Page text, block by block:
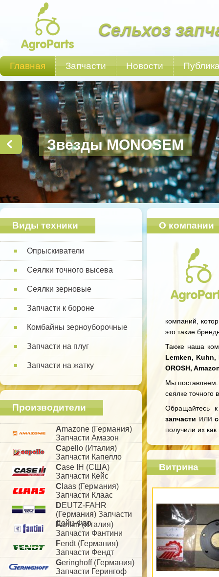
Сельхоз
Главная Запчасти Новости
Звезды MONOSEM
Виды техники
Опрыскиватели
Сеялки точного высева
Сеялки зерновые
Запчасти к бороне
Комбайны зерноуборочные
Запчасти на плуг
Запчасти на жатку
Производители
Amazone (Германия)
Запчасти Амазон
Capello (Италия)
Запчасти Капелло
Case IH (США)
Запчасти Кейс
C laas (Германия)
Запчасти Клаас
DEUTZ-FAHR
(Германия) Запчасти
Дойц-Фар
Fantini (Италия)
Запчасти Фантини
Fendt (Германия)
Запчасти Фендт
Geringhoff (Германия)
Запчасти Герингоф
О компании
компаний,
это такие
Также наша
Lemken, Kuhn,
OROSH,
Мы поставляем:
сеялке точного
Обращайтесь
запчасти или
получили их
Витрина